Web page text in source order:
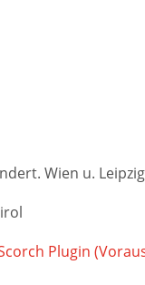
Wien u.
Plugin